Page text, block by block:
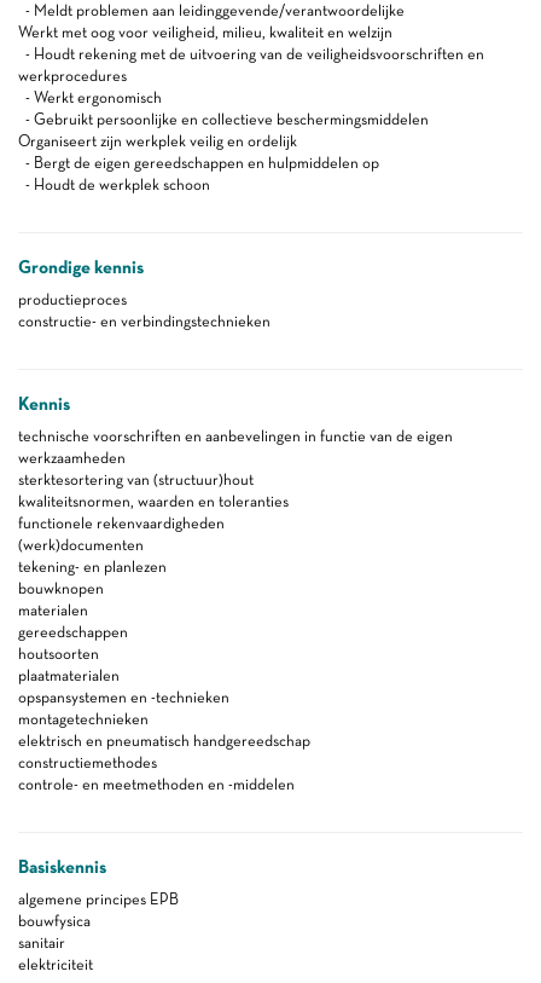
- Meldt problemen aan leidinggevende/verantwoordelijke
Werkt met oog voor veiligheid, milieu, kwaliteit en welzijn
- Houdt rekening met de uitvoering van de veiligheidsvoorschriften en
werkprocedures
- Werkt ergonomisch
- Gebruikt persoonlijke en collectieve beschermingsmiddelen
Organiseert zijn werkplek veilig en ordelijk
- Bergt de eigen gereedschappen en hulpmiddelen op
- Houdt de werkplek schoon
Grondige kennis
productieproces
constructie- en verbindingstechnieken
Kennis
technische voorschriften en aanbevelingen in functie van de eigen
werkzaamheden
sterktesortering van (structuur)hout
kwaliteitsnormen, waarden en toleranties
functionele rekenvaardigheden
(werk)documenten
tekening- en planlezen
bouwknopen
materialen
gereedschappen
houtsoorten
plaatmaterialen
opspansystemen en -technieken
montagetechnieken
elektrisch en pneumatisch handgereedschap
constructiemethodes
controle- en meetmethoden en -middelen
Basiskennis
algemene principes EPB
bouwfysica
sanitair
elektriciteit